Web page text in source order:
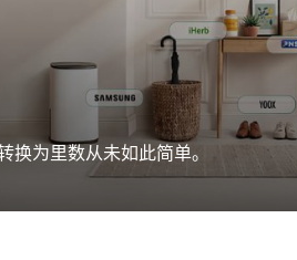
换为里数从未如此简单。